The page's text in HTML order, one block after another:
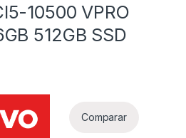
10500 VPRO
512GB SSD
Comparar